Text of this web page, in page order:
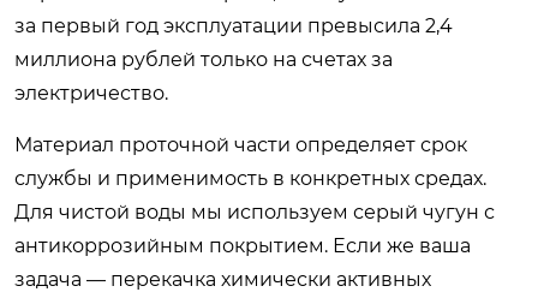
за первый год эксплуатации превысила 2,4
миллиона рублей только на счетах за
электричество.
Материал проточной части определяет срок
службы и применимость в конкретных средах.
Для чистой воды мы используем серый чугун с
антикоррозийным покрытием. Если же ваша
задача — перекачка химически активных